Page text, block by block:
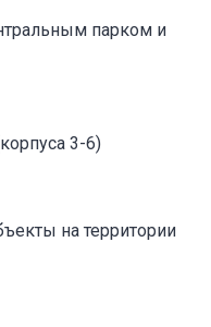
парком и
3-6)
на территории